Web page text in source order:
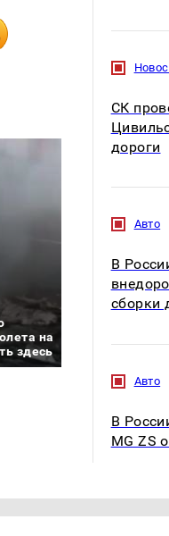
на
здесь
Таких
ждать
СК
дороги
Авто
В
сборки
Авто
В
MG ZS